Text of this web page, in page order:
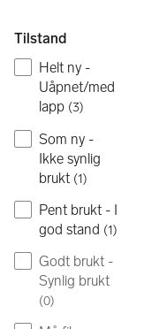
Tilstand
Helt ny -
Uåpnet/med
lapp (3)
Som ny -
Ikke synlig
brukt (1)
Pent brukt - I
god stand (1)
Godt brukt -
Synlig brukt
(0)